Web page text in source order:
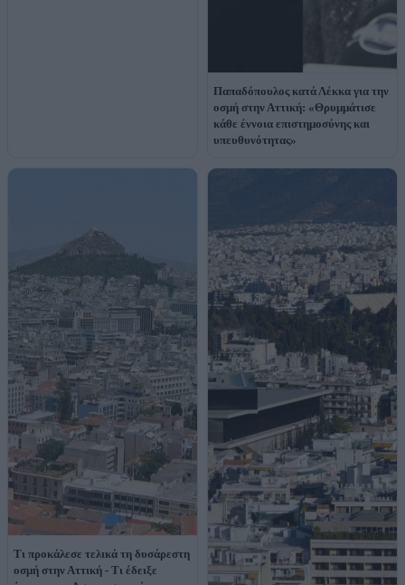
Παπαδόπουλος κατά Λέκκα για την
οσμή στην Αττική: «Θρυμμάτισε
κάθε έννοια επιστημοσύνης και
υπευθυνότητας»
Τι προκάλεσε τελικά τη δυσάρεστη
οσμή στην Αττική - Τι έδειξε